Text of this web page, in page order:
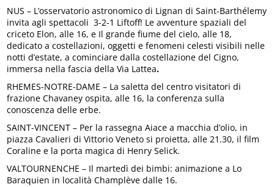
NUS – L’osservatorio astronomico di Lignan di Saint-Barthélemy
invita agli spettacoli 3-2-1 Liftoff! Le avventure spaziali del
criceto Elon, alle 16, e Il grande fiume del cielo, alle 18,
dedicato a costellazioni, oggetti e fenomeni celesti visibili nelle
notti d’estate, a cominciare dalla costellazione del Cigno,
immersa nella fascia della Via Lattea.
RHEMES-NOTRE-DAME – La saletta del centro visitatori di
frazione Chavaney ospita, alle 16, la conferenza sulla
conoscenza delle erbe.
SAINT-VINCENT – Per la rassegna Aiace a macchia d’olio, in
piazza Cavalieri di Vittorio Veneto si proietta, alle 21.30, il film
Coraline e la porta magica di Henry Selick.
VALTOURNENCHE – Il martedì dei bimbi: animazione a Lo
Baraquien in località Champlève dalle 16.